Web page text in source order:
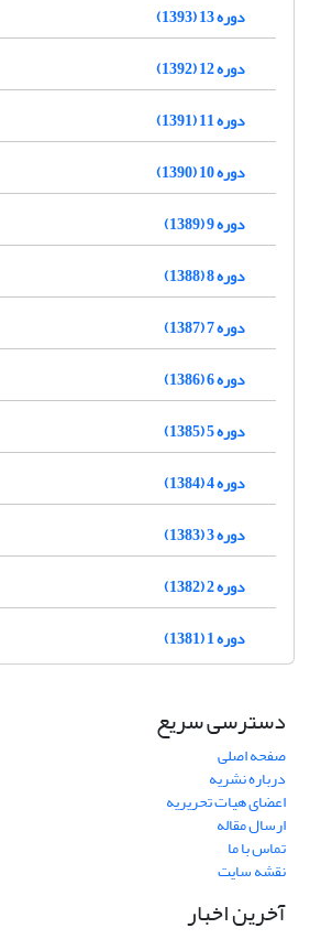
دوره 13 (1393)
دوره 12 (1392)
دوره 11 (1391)
دوره 10 (1390)
دوره 9 (1389)
دوره 8 (1388)
دوره 7 (1387)
دوره 6 (1386)
دوره 5 (1385)
دوره 4 (1384)
دوره 3 (1383)
دوره 2 (1382)
دوره 1 (1381)
دسترسی سریع
صفحه اصلی
درباره نشریه
اعضای هیات تحریریه
ارسال مقاله
تماس با ما
نقشه سایت
آخرین اخبار